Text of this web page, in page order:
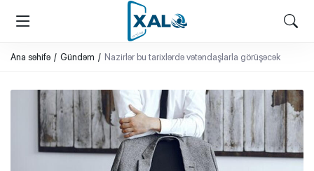
XALQ.ONLINE
ONLAYN PLATFORMA
Ana səhifə Gündəm Nazirlər bu tarixlərdə vətəndaşlarla görüşəcək